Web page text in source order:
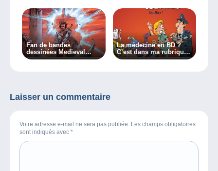
Fan de bandes
dessinées Medieval
Fantasy ? Ecoutez notre
La médecine en BD ?
C’est dans ma rubrique
radio !
Laisser un commentaire
Votre adresse e-mail ne sera pas publiée. Les champs obligatoires
sont indiqués avec *